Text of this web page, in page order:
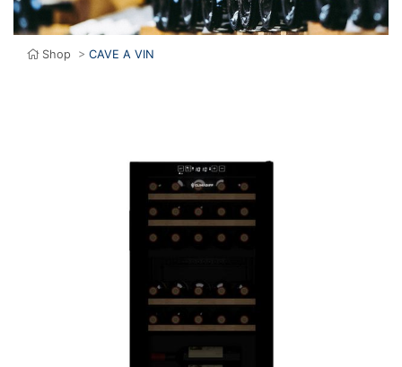
Shop > CAVE A VIN